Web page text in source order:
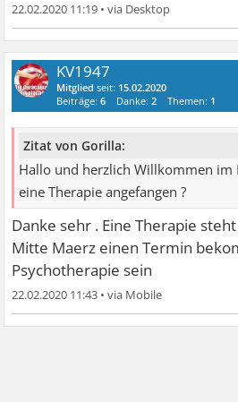
22.02.2020 11:19 •
KV1947
Mitglied seit: 15.02.2020
Beiträge:6 Danke:2 Themen: 1
Zitat von Gorilla:
Hallo und herzlich Willkommen im
eine Therapie angefangen ?
Danke sehr . Eine Therapie
Mitte Maerz einen Termin
Psychotherapie sein
22.02.2020 11:43 •